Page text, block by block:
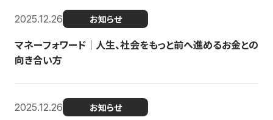
2025.12.26 お知らせ
マネーフォワード｜人生、社会をもっと前へ進めるお金との
向き合い方
2025.12.26 お知らせ